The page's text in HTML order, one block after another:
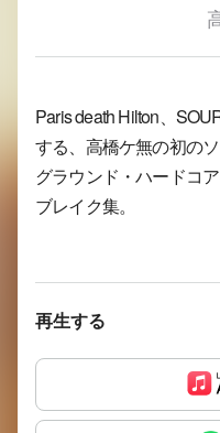
Paris death Hilton、
する、高橋ケ無の初の
グラウンド・ハードコ
ブレイク集。
再生する